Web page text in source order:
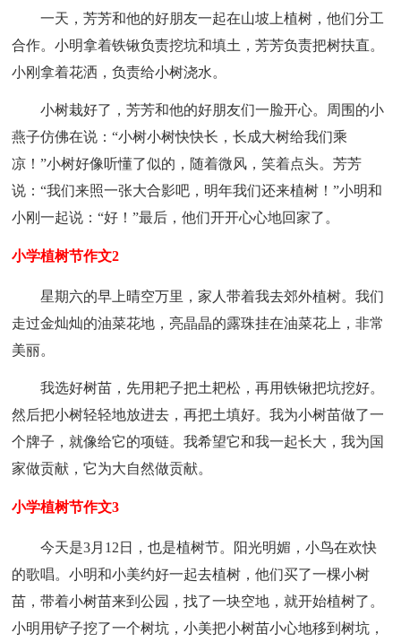
一天，芳芳和他的好朋友一起在山坡上植树，他们分工
合作。小明拿着铁锹负责挖坑和填土，芳芳负责把树扶直。
小刚拿着花洒，负责给小树浇水。
小树栽好了，芳芳和他的好朋友们一脸开心。周围的小
燕子仿佛在说：“小树小树快快长，长成大树给我们乘
凉！”小树好像听懂了似的，随着微风，笑着点头。芳芳
说：“我们来照一张大合影吧，明年我们还来植树！”小明和
小刚一起说：“好！”最后，他们开开心心地回家了。
小学植树节作文2
星期六的早上晴空万里，家人带着我去郊外植树。我们
走过金灿灿的油菜花地，亮晶晶的露珠挂在油菜花上，非常
美丽。
我选好树苗，先用耙子把土耙松，再用铁锹把坑挖好。
然后把小树轻轻地放进去，再把土填好。我为小树苗做了一
个牌子，就像给它的项链。我希望它和我一起长大，我为国
家做贡献，它为大自然做贡献。
小学植树节作文3
今天是3月12日，也是植树节。阳光明媚，小鸟在欢快
的歌唱。小明和小美约好一起去植树，他们买了一棵小树
苗，带着小树苗来到公园，找了一块空地，就开始植树了。
小明用铲子挖了一个树坑，小美把小树苗小心地移到树坑，